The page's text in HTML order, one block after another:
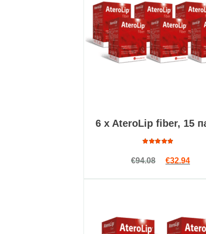
6 x AteroLip fiber, 15
5.00
из
€94.08 €32.94